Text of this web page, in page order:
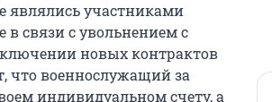
являлись участниками
связи с увольнением с
новых контрактов
что военнослужащий за
индивидуальном счету, а